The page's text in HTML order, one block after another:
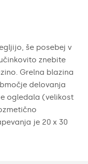
še posebej v
znebite
Grelna blazina
delovanja
ogledala (velikost
je 20 x 30